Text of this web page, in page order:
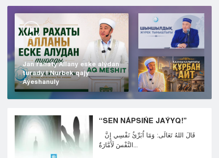
Jan rahaty Allany eske alýdan
turady | Nurbek qajy
Áýeshanuly
“SEN NÁPSIŃE JAÝYQ!”